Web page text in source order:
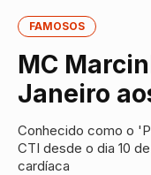
FAMOSOS
MC
Janeiro
Conhecido como o
CTI desde o dia 10
cardíaca